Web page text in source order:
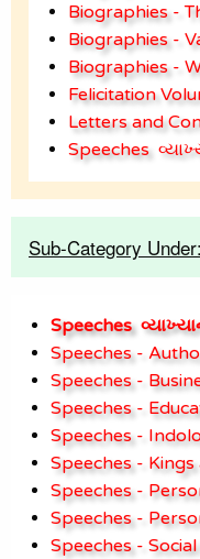
Biographies -
Biographies -
Biographies -
Felicitation
Letters and
Speeches
Sub-Category
Speeches
Speeches -
Speeches -
Speeches -
Speeches -
Speeches - Kings
Speeches -
Speeches -
Speeches -